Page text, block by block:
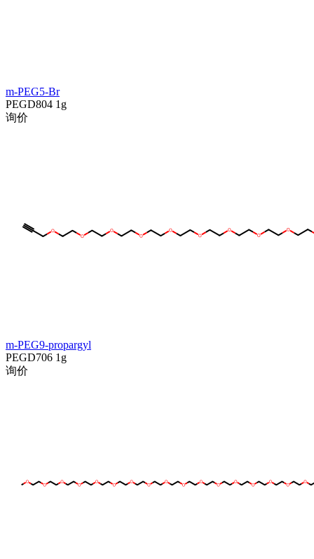
m-PEG5-Br
PEGD804 1g
询价
m-PEG9-propargyl
PEGD706 1g
询价